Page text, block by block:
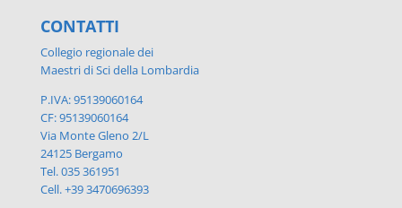
CONTATTI
Collegio regionale dei
Maestri di Sci della Lombardia
P.IVA: 95139060164
CF: 95139060164
Via Monte Gleno 2/L
24125 Bergamo
Tel. 035 361951
Cell. +39 3470696393